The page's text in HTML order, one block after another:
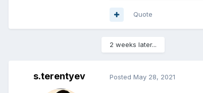
Quote
2 weeks later...
s.terentyev Posted May 28, 2021